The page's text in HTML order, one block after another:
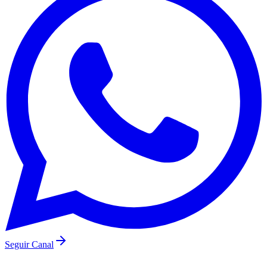
Seguir Canal